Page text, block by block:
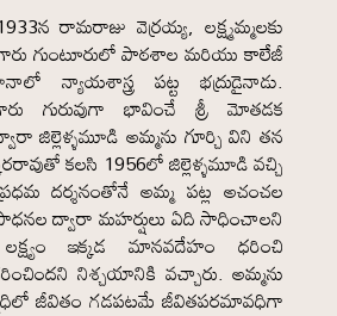
రామరాజు వెర్రయ్య, లక్ష్మమ్మలకు
గుంటూరులో పాఠశాల మరియు కాలేజీ
న్యాయశాస్త్ర పట్ట భద్రుడైనాడు.
గురువుగా భావించే శ్రీ మోతడక
జిల్లెళ్ళమూడి అమ్మను గూర్చి విని తన
కలసి 1956లో జిల్లెళ్ళమూడి వచ్చి
దర్శనంతోనే అమ్మ పట్ల అచంచల
ద్వారా మహర్షులు ఏది సాధించాలని
ఇక్కడ మానవదేహం ధరించి
నిశ్చయానికి వచ్చారు. అమ్మను
జీవితం గడపటమే జీవితపరమావధిగా